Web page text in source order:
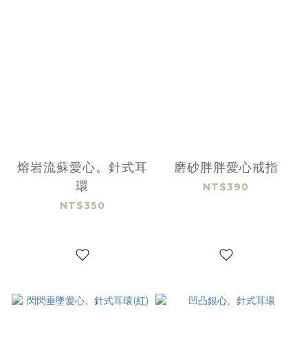
熔岩流蘇愛心。針式耳
環
NT$350
磨砂胖胖愛心戒指
NT$390